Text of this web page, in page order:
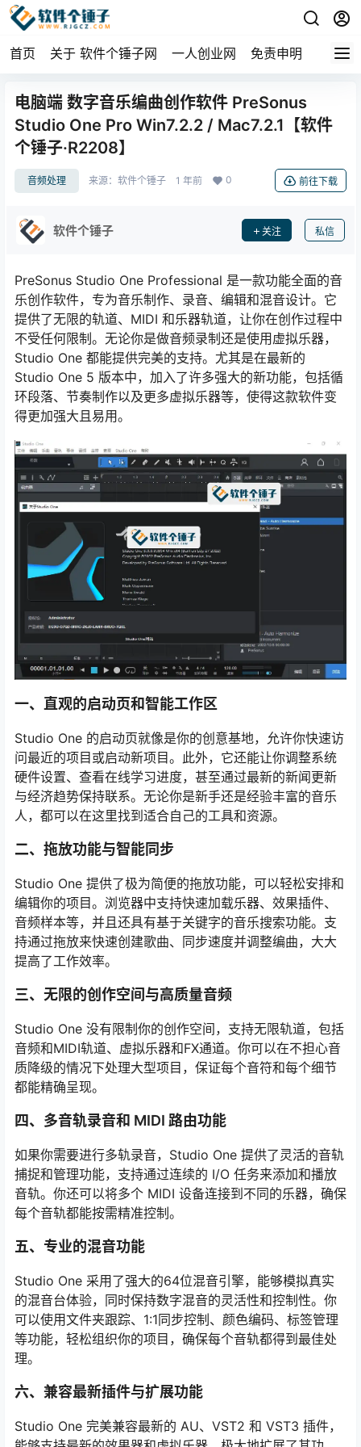
首页 关于 软件个锤子网 一人创业网 免责申明
电脑端 数字音乐编曲创作软件 PreSonus
Studio One Pro Win7.2.2 / Mac7.2.1【软件
个锤子·R2208】
音频处理 来源： 软件个锤子 1 年前 0 前往下载
软件个锤子 关注 私信
PreSonus Studio One Professional 是一款功能全面的音
乐创作软件，专为音乐制作、录音、编辑和混音设计。它
提供了无限的轨道、MIDI 和乐器轨道，让你在创作过程中
不受任何限制。无论你是做音频录制还是使用虚拟乐器，
Studio One 都能提供完美的支持。尤其是在最新的
Studio One 5 版本中，加入了许多强大的新功能，包括循
环段落、节奏制作以及更多虚拟乐器等，使得这款软件变
得更加强大且易用。
一、直观的启动页和智能工作区
Studio One 的启动页就像是你的创意基地，允许你快速访
问最近的项目或启动新项目。此外，它还能让你调整系统
硬件设置、查看在线学习进度，甚至通过最新的新闻更新
与经济趋势保持联系。无论你是新手还是经验丰富的音乐
人，都可以在这里找到适合自己的工具和资源。
二、拖放功能与智能同步
Studio One 提供了极为简便的拖放功能，可以轻松安排和
编辑你的项目。浏览器中支持快速加载乐器、效果插件、
音频样本等，并且还具有基于关键字的音乐搜索功能。支
持通过拖放来快速创建歌曲、同步速度并调整编曲，大大
提高了工作效率。
三、无限的创作空间与高质量音频
Studio One 没有限制你的创作空间，支持无限轨道，包括
音频和MIDI轨道、虚拟乐器和FX通道。你可以在不担心音
质降级的情况下处理大型项目，保证每个音符和每个细节
都能精确呈现。
四、多音轨录音和 MIDI 路由功能
如果你需要进行多轨录音，Studio One 提供了灵活的音轨
捕捉和管理功能，支持通过连续的 I/O 任务来添加和播放
音轨。你还可以将多个 MIDI 设备连接到不同的乐器，确保
每个音轨都能按需精准控制。
五、专业的混音功能
Studio One 采用了强大的64位混音引擎，能够模拟真实
的混音台体验，同时保持数字混音的灵活性和控制性。你
可以使用文件夹跟踪、1:1同步控制、颜色编码、标签管理
等功能，轻松组织你的项目，确保每个音轨都得到最佳处
理。
六、兼容最新插件与扩展功能
Studio One 完美兼容最新的 AU、VST2 和 VST3 插件，